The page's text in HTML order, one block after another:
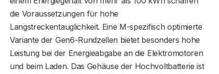
die Voraussetzungen für hohe
Langstreckentauglichkeit. Eine M-spezifisch optimierte
Variante der Gen6-Rundzellen bietet besonders hohe
Leistung bei der Energieabgabe an die Elektromotoren
und beim Laden. Das Gehäuse der Hochvoltbatterie ist